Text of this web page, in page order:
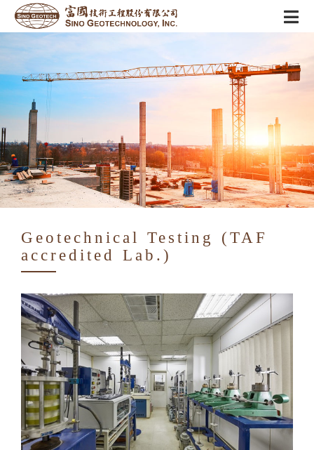
Geotechnical Testing (TAF
accredited Lab.)